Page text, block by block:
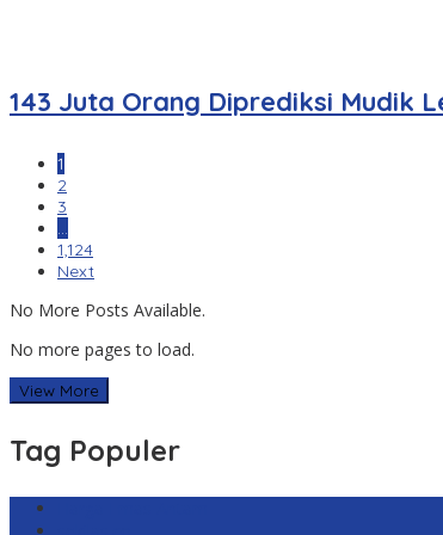
143 Juta Orang Diprediksi Mudik
1
2
3
…
1,124
Next
No More Posts Available.
No more pages to load.
View More
Tag Populer